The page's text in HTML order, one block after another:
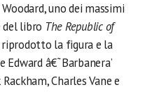
uno dei massimi
libro The Republic of
riprodotto la figura e la
â€˜Barbanera’
Charles Vane e